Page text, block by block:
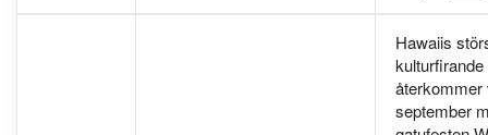
Hawaiis
kulturfirande
återkommer
september